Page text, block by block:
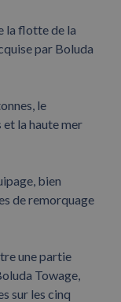
la flotte de la
par Boluda
le
la haute mer
bien
de remorquage
une partie
Towage,
sur les cinq